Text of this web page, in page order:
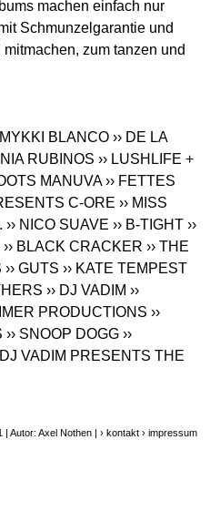
machen einfach nur
Schmunzelgarantie und
zum tanzen und
MYKKI BLANCO ›› DE LA
RUBINOS ›› LUSHLIFE +
MANUVA ›› FETTES
C-ORE ›› MISS
›› NICO SUAVE ›› B-TIGHT ››
›› BLACK CRACKER ›› THE
›› GUTS ›› KATE TEMPEST
›› DJ VADIM ››
PRODUCTIONS ››
›› SNOOP DOGG ››
DJ VADIM PRESENTS THE
| Autor: Axel Nothen |› kontakt › impressum